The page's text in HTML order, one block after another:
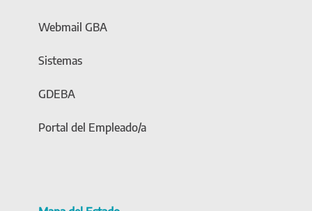
Webmail GBA
Sistemas
GDEBA
Portal del Empleado/a